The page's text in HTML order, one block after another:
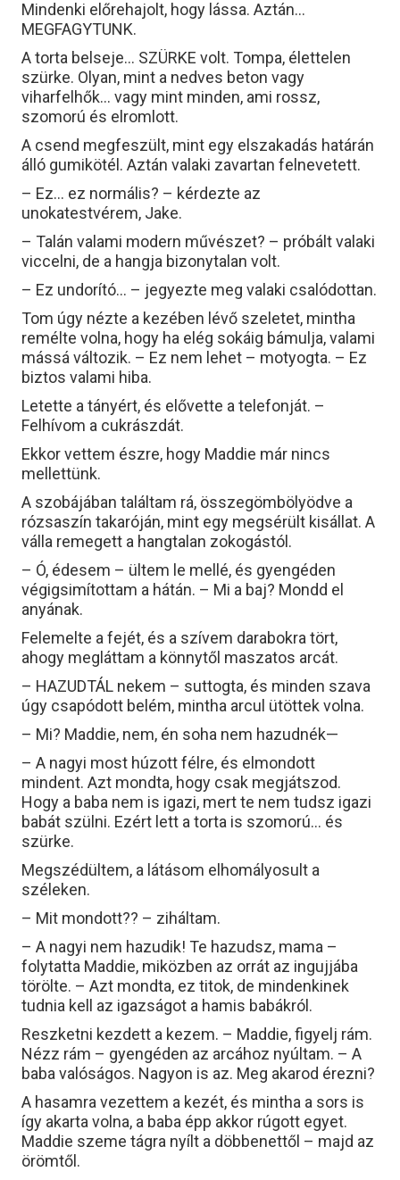
Mindenki előrehajolt, hogy lássa. Aztán…
MEGFAGYTUNK.
A torta belseje… SZÜRKE volt. Tompa, élettelen
szürke. Olyan, mint a nedves beton vagy
viharfelhők… vagy mint minden, ami rossz,
szomorú és elromlott.
A csend megfeszült, mint egy elszakadás határán
álló gumikötél. Aztán valaki zavartan felnevetett.
– Ez… ez normális? – kérdezte az
unokatestvérem, Jake.
– Talán valami modern művészet? – próbált valaki
viccelni, de a hangja bizonytalan volt.
– Ez undorító… – jegyezte meg valaki csalódottan.
Tom úgy nézte a kezében lévő szeletet, mintha
remélte volna, hogy ha elég sokáig bámulja, valami
mássá változik. – Ez nem lehet – motyogta. – Ez
biztos valami hiba.
Letette a tányért, és elővette a telefonját. –
Felhívom a cukrászdát.
Ekkor vettem észre, hogy Maddie már nincs
mellettünk.
A szobájában találtam rá, összegömbölyödve a
rózsaszín takaróján, mint egy megsérült kisállat. A
válla remegett a hangtalan zokogástól.
– Ó, édesem – ültem le mellé, és gyengéden
végigsimítottam a hátán. – Mi a baj? Mondd el
anyának.
Felemelte a fejét, és a szívem darabokra tört,
ahogy megláttam a könnytől maszatos arcát.
– HAZUDTÁL nekem – suttogta, és minden szava
úgy csapódott belém, mintha arcul ütöttek volna.
– Mi? Maddie, nem, én soha nem hazudnék—
– A nagyi most húzott félre, és elmondott
mindent. Azt mondta, hogy csak megjátszod.
Hogy a baba nem is igazi, mert te nem tudsz igazi
babát szülni. Ezért lett a torta is szomorú… és
szürke.
Megszédültem, a látásom elhomályosult a
széleken.
– Mit mondott?? – ziháltam.
– A nagyi nem hazudik! Te hazudsz, mama –
folytatta Maddie, miközben az orrát az ingujjába
törölte. – Azt mondta, ez titok, de mindenkinek
tudnia kell az igazságot a hamis babákról.
Reszketni kezdett a kezem. – Maddie, figyelj rám.
Nézz rám – gyengéden az arcához nyúltam. – A
baba valóságos. Nagyon is az. Meg akarod érezni?
A hasamra vezettem a kezét, és mintha a sors is
így akarta volna, a baba épp akkor rúgott egyet.
Maddie szeme tágra nyílt a döbbenettől – majd az
örömtől.